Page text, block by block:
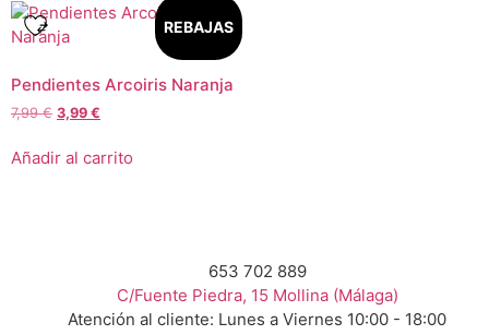
REBAJAS
Pendientes Arcoiris Naranja
7,99€ 3,99 €
Añadir al carrito
653 702 889
C/Fuente Piedra, 15 Mollina (Málaga)
Atención al cliente: Lunes a Viernes 10:00 - 18:00